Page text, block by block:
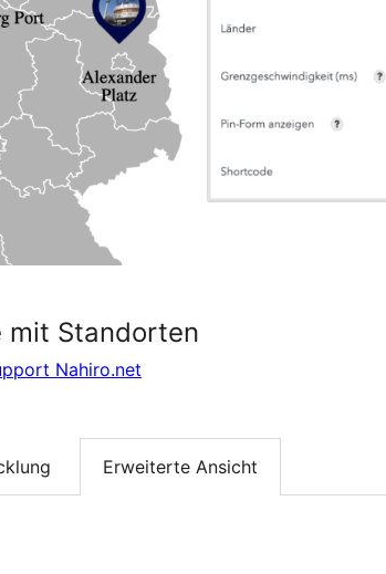
mit Standorten
Nahiro.net
Erweiterte Ansicht